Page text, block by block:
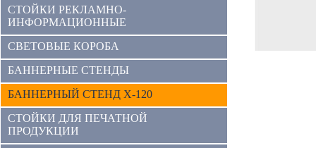
СТОЙКИ РЕКЛАМНО-
ИНФОРМАЦИОННЫЕ
СВЕТОВЫЕ КОРОБА
БАННЕРНЫЕ СТЕНДЫ
БАННЕРНЫЙ СТЕНД X-120
СТОЙКИ ДЛЯ ПЕЧАТНОЙ
ПРОДУКЦИИ